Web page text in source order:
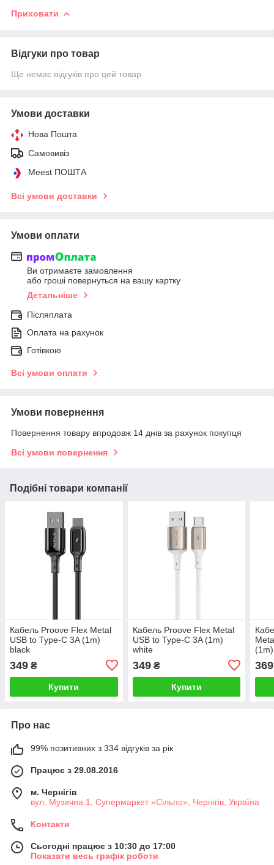
Приховати
Відгуки про товар
Ще немає відгуків про цей товар
Умови доставки
Нова Пошта
Самовивіз
Meest ПОШТА
Всі умови доставки
Умови оплати
Ви отримаєте замовлення
або гроші повернуться на вашу картку
Детальніше
Післяплата
Оплата на рахунок
Готівкою
Всі умови оплати
Умови повернення
Повернення товару впродовж 14 днів за рахунок покупця
Всі умови повернення
Подібні товари компанії
Кабель Proove Flex Metal
USB to Type-C 3A (1m)
black
349 ₴
Купити
Кабель Proove Flex Metal
USB to Type-C 3A (1m)
white
349₴
Купити
369
Про нас
99% позитивних з 334 відгуків за рік
Працює з 29.08.2016
м. Чернігів
вул. Музична 1, Супермаркет «Сільпо», Чернігів, Україна
Контакти
Сьогодні працює з 10:30 до 17:00
Показати весь графік роботи